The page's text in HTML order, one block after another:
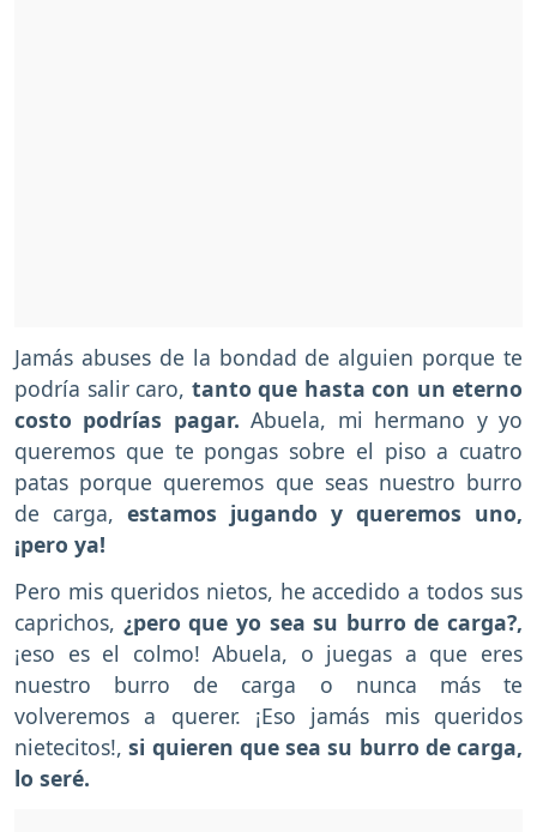
Jamás abuses de la bondad de alguien porque te
podría salir caro, tanto que hasta con un eterno
costo podrías pagar. Abuela, mi hermano y yo
queremos que te pongas sobre el piso a cuatro
patas porque queremos que seas nuestro burro
de carga, estamos jugando y queremos uno,
¡pero ya!
Pero mis queridos nietos, he accedido a todos sus
caprichos, ¿pero que yo sea su burro de carga?,
¡eso es el colmo! Abuela, o juegas a que eres
nuestro burro de carga o nunca más te
volveremos a querer. ¡Eso jamás mis queridos
nietecitos!,si quieren que sea su burro de carga,
lo seré.